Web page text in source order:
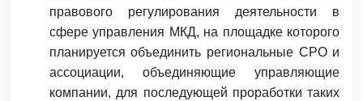
правового регулирования деятельности в
сфере управления МКД, на площадке которого
планируется объединить региональные СРО и
ассоциации, объединяющие управляющие
компании, для последующей проработки таких